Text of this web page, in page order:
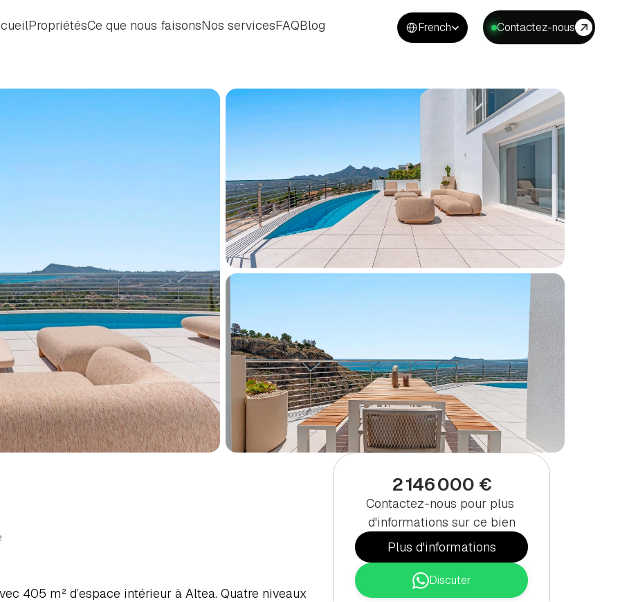
Select Language
French Contactez-nous
PropriétésCe que nous faisonsNos servicesFAQBlog
405 m² d’espace intérieur à Altea. Quatre niveaux
2 146 000 €
Contactez-nous pour plus
d'informations sur ce bien
Plus d'informations
Discuter